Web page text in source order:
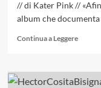
// di Kater Pink //
album che
Continua a LeggereLeggi
su
DAVID